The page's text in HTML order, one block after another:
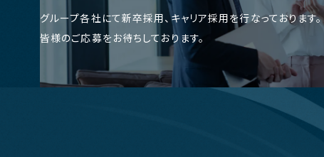
グループ各社にて新卒採用、キャリア採用を行なっております。
皆様のご応募をお待ちしております。